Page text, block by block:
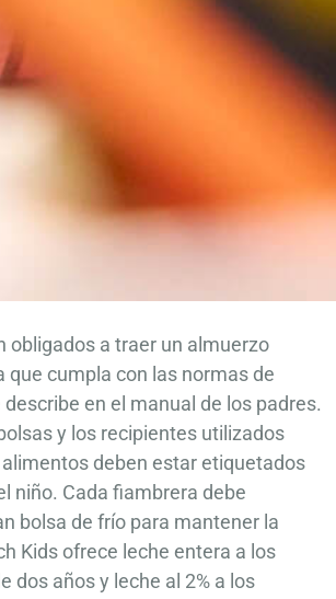
obligados a traer un almuerzo
que cumpla con las normas de
describe en el manual de los padres.
y los recipientes utilizados
deben estar etiquetados
niño. Cada fiambrera debe
bolsa de frío para mantener la
Kids ofrece leche entera a los
dos años y leche al 2% a los